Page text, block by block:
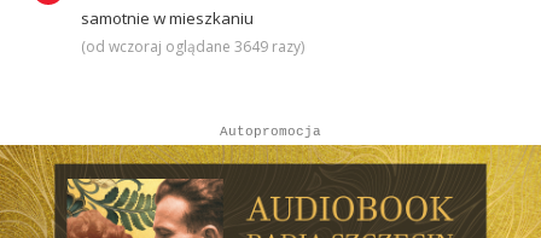
samotnie w mieszkaniu
(od wczoraj oglądane 3649 razy)
Autopromocja